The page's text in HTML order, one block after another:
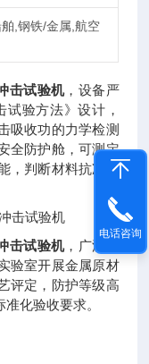
,钢铁/金属,航空
击试验机，设备严
试验方法》设计，
吸收功的力学检测
全防护舱，可测定
，判断材料抗冲击
击试验机，广泛用
验室开展金属原材
评定，防护等级高
化验收要求。
电话咨询